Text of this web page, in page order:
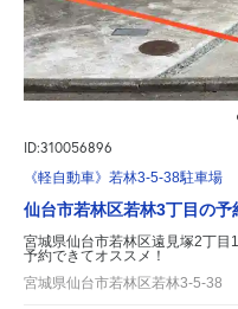
ID:310056896
《軽自動車》若林3-5-38駐車場
仙台市若林区若林3丁目の予
宮城県仙台市若林区遠見塚2丁目
予約できてオススメ！
宮城県仙台市若林区若林3-5-38